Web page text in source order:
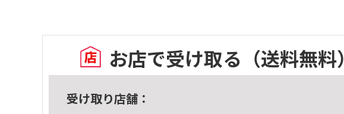
お店で受け取る （送料無料）
受け取り店舗：